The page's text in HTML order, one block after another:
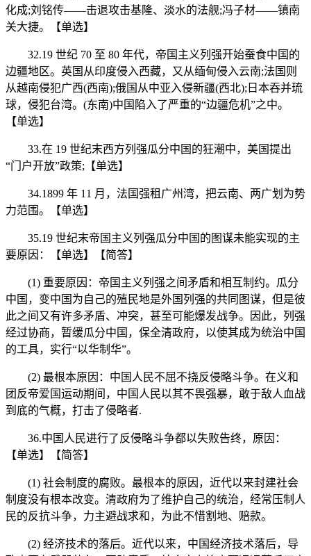
化成;刘铭传——击退攻击基隆、淡水的法舰;冯子材——镇南
关大捷。【单选】
32.19 世纪 70 至 80 年代，帝国主义列强开始蚕食中国的
边疆地区。英国从印度侵入西藏，又从缅甸侵入云南;法国则
从越南侵犯广西(西南);俄国从中亚入侵新疆(西北);日本吞并琉
球，侵犯台湾。(东南)中国陷入了严重的“边疆危机”之中。
【单选】
33.在 19 世纪末西方列强瓜分中国的狂潮中，美国提出
“门户开放”政策;【单选】
34.1899 年 11 月，法国强租广州湾，把云南、两广划为势
力范围。【单选】
35.19 世纪末帝国主义列强瓜分中国的图谋未能实现的主
要原因：【单选】【简答】
(1) 重要原因：帝国主义列强之间矛盾和相互制约。瓜分
中国，变中国为自己的殖民地是外国列强的共同图谋，但是彼
此之间又有许多矛盾、冲突，甚至可能爆发战争。因此，列强
经过协商，暂缓瓜分中国，保全清政府，以使其成为统治中国
的工具，实行“以华制华”。
(2) 最根本原因：中国人民不屈不挠反侵略斗争。在义和
团反帝爱国运动期间，中国人民以其不畏强暴，敢于敌人血战
到底的气概，打击了侵略者.
36.中国人民进行了反侵略斗争都以失败告终，原因：
【单选】【简答】
(1) 社会制度的腐败。最根本的原因，近代以来封建社会
制度没有根本改变。清政府为了维护自己的统治，经常压制人
民的反抗斗争，力主避战求和，为此不惜割地、赔款。
(2) 经济技术的落后。近代以来，中国经济技术落后，导